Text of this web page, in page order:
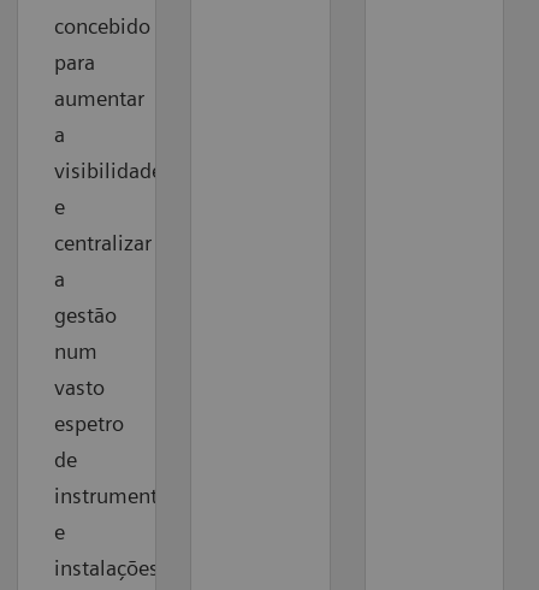
concebido
para
aumentar
a
visibilidade
e
centralizar
a
gestão
num
vasto
espetro
de
instrumentos
e
instalações